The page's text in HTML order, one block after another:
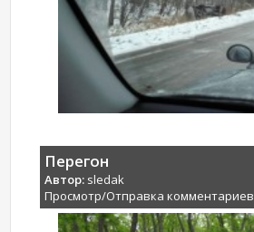
Перегон
Автор: sledak
Просмотр/Отправка комментариев